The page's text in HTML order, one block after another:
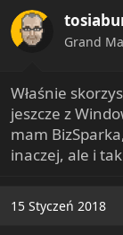
Grand
Właśnie
jeszcze z
mam
inaczej, ale i
15 Styczeń 2018